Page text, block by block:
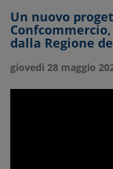
Un nuovo
dalla Regione
giovedì 28 maggio